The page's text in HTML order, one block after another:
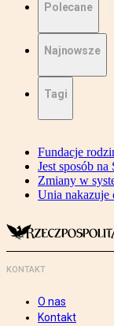
Polecane
Najnowsze
Tagi
Fundacje
Jest sposób
Zmiany w
Unia nakazuje
KONTAKT
O nas
Kontakt